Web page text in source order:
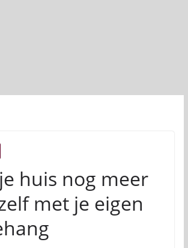
huis nog meer
met je eigen